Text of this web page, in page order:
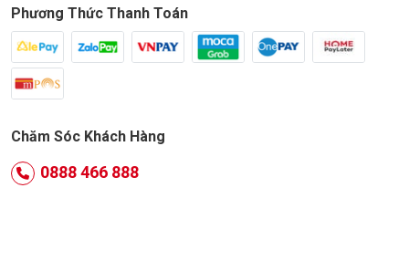
Phương Thức Thanh Toán
Chăm Sóc Khách Hàng
0888 466 888